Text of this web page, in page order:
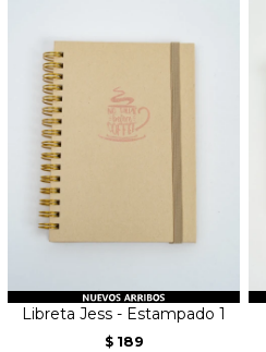
Libreta Jess - Estampado 1
$ 189